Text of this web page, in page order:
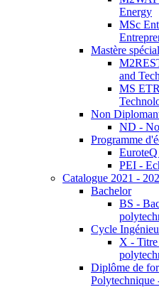
Energy
MSc
Mastère
and
MS
Non
ND -
Programme
PEI -
Catalogue 2021 -
Bachelor
BS -
Cycle
X - Titre
Diplôme de